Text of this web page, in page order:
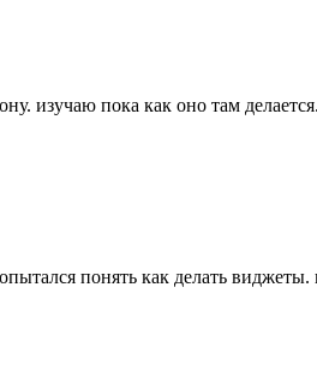
изучаю пока как оно там делается.
понять как делать